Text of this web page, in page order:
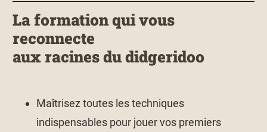
La formation qui vous
reconnecte
aux racines du didgeridoo
Maîtrisez toutes les techniques
indispensables pour jouer vos premiers